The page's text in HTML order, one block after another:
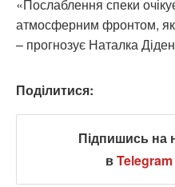
«Послаблення спеки
атмосферним фронтом,
– прогнозує Наталка
Поділитися:
Підпишись на
вTelegram